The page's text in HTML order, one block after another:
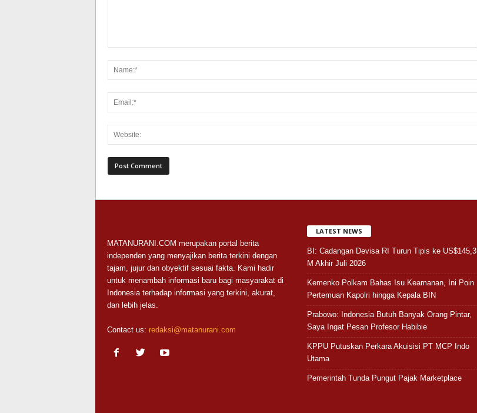
MATANURANI.COM merupakan portal berita
independen yang menyajikan berita terkini dengan
tajam, jujur dan obyektif sesuai fakta. Kami hadir
untuk menambah informasi baru bagi masyarakat di
Indonesia terhadap informasi yang terkini, akurat,
dan lebih jelas.
Contact us: redaksi@matanurani.com
LATEST NEWS
BI: Cadangan Devisa RI Turun Tipis ke US$145,3
M Akhir Juli 2026
Kemenko Polkam Bahas Isu Keamanan, Ini Poin
Pertemuan Kapolri hingga Kepala BIN
Prabowo: Indonesia Butuh Banyak Orang Pintar,
Saya Ingat Pesan Profesor Habibie
KPPU Putuskan Perkara Akuisisi PT MCP Indo
Utama
Pemerintah Tunda Pungut Pajak Marketplace